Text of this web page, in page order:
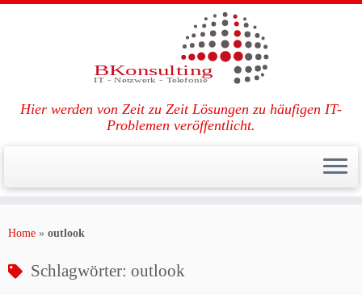
Inhalt
Hier werden von Zeit zu Zeit Lösungen zu häufigen IT-
Problemen veröffentlicht.
Home » outlook
Schlagwörter: outlook